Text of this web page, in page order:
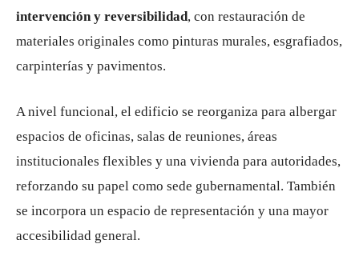
intervención y reversibilidad, con restauración de
materiales originales como pinturas murales, esgrafiados,
carpinterías y pavimentos.
A nivel funcional, el edificio se reorganiza para albergar
espacios de oficinas, salas de reuniones, áreas
institucionales flexibles y una vivienda para autoridades,
reforzando su papel como sede gubernamental. También
se incorpora un espacio de representación y una mayor
accesibilidad general.